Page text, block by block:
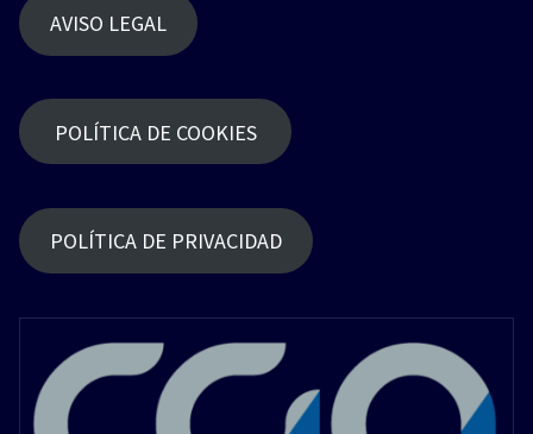
AVISO LEGAL
POLÍTICA DE COOKIES
POLÍTICA DE PRIVACIDAD